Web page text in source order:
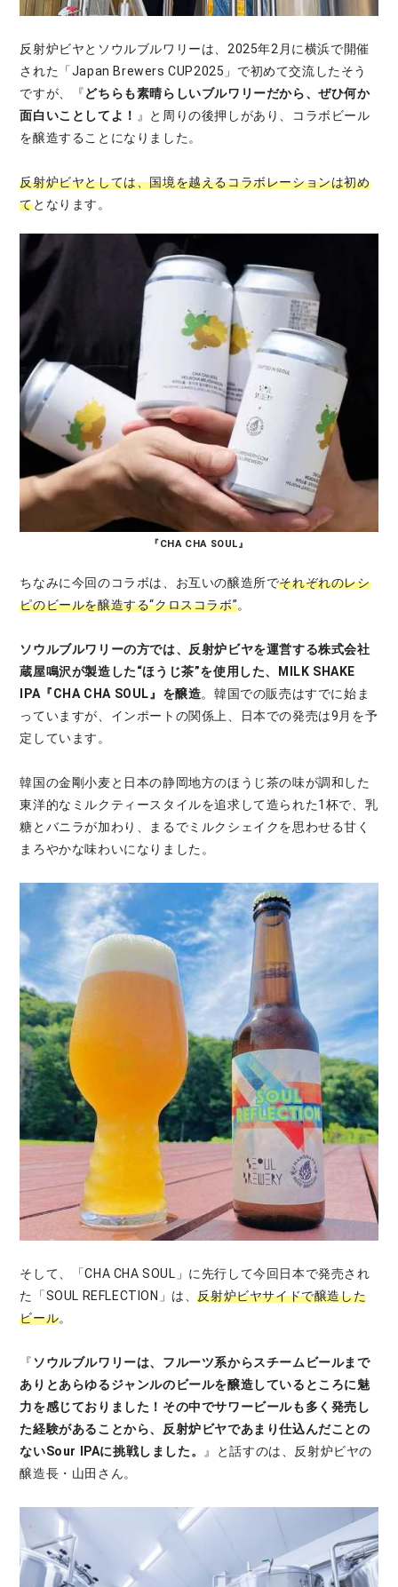
反射炉ビヤとソウルブルワリーは、2025年2月に横浜で開催
された「Japan Brewers CUP2025」で初めて交流したそう
ですが、『どちらも素晴らしいブルワリーだから、ぜひ何か
面白いことしてよ！ 』と周りの後押しがあり、コラボビール
を醸造することになりました。
反射炉ビヤとしては、国境を越えるコラボレーションは初め
てとなります。
『CHA CHA SOUL』
ちなみに今回のコラボは、お互いの醸造所でそれぞれのレシ
ピのビールを醸造する“クロスコラボ”。
ソウルブルワリーの方では、
反射炉ビヤを運営する株式会社
蔵屋鳴沢が製造した“ほうじ茶”を使用した、MILK SHAKE
IPA『CHA CHA SOUL』を醸造。韓国での販売はすでに始ま
っていますが、インポートの関係上、日本での発売は9月を予
定しています。
韓国の金剛小麦と日本の静岡地方のほうじ茶の味が調和した
東洋的なミルクティースタイルを追求して造られた1杯で、乳
糖とバニラが加わり、まるでミルクシェイクを思わせる甘く
まろやかな味わいになりました。
そして、「CHA CHA SOUL」に先行して今回日本で発売され
た「SOUL REFLECTION」は、反射炉ビヤサイドで醸造した
ビール。
『 ソウルブルワリーは、フルーツ系からスチームビールまで
ありとあらゆるジャンルのビールを醸造しているところに魅
力を感じておりました！その中でサワービールも多く発売し
た経験があることから、反射炉ビヤであまり仕込んだことの
ないSour IPAに挑戦しました。
』と話すのは、反射炉ビヤの
醸造長・山田さん。